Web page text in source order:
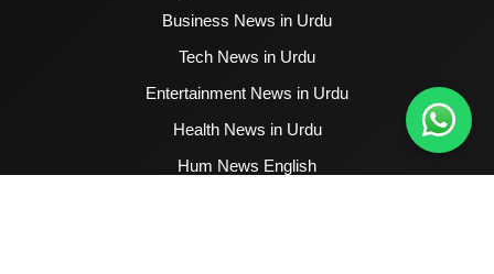
Business News in Urdu
Tech News in Urdu
Entertainment News in Urdu
Health News in Urdu
Hum News English